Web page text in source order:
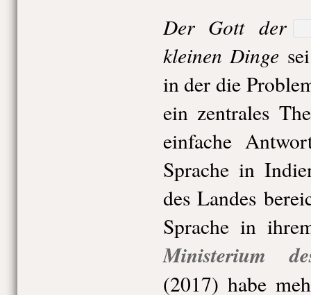
Der Gott der
kleinen Dinge
in der die
ein zentrales
einfache
Sprache in
des Landes
Sprache in
Ministerium
(2017) habe